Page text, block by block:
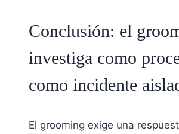
Conclusión: el
investiga como
como incidente
El grooming exige una